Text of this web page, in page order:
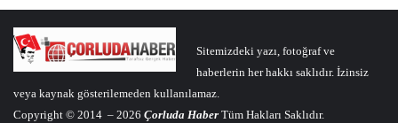
Sitemizdeki yazı, fotoğraf ve
haberlerin her hakkı saklıdır. İzinsiz
veya kaynak gösterilemeden kullanılamaz.
Copyright © 2014 – 2026 Çorluda Haber Tüm Hakları Saklıdır.